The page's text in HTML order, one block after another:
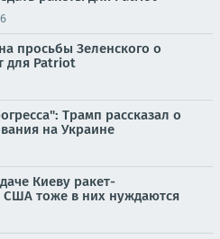
просьбы Зеленского о
для Patriot
Трамп рассказал о
на Украине
Киеву ракет-
США тоже в них нуждаются